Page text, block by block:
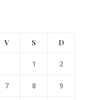
V S D
1 2
7 8 9